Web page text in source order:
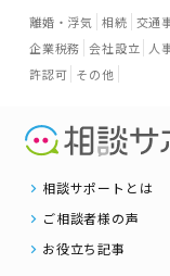
離婚・浮気 相続 交通
企業税務 会社設立 人
許認可 その他
相談サポートとは
ご相談者様の声
お役立ち記事